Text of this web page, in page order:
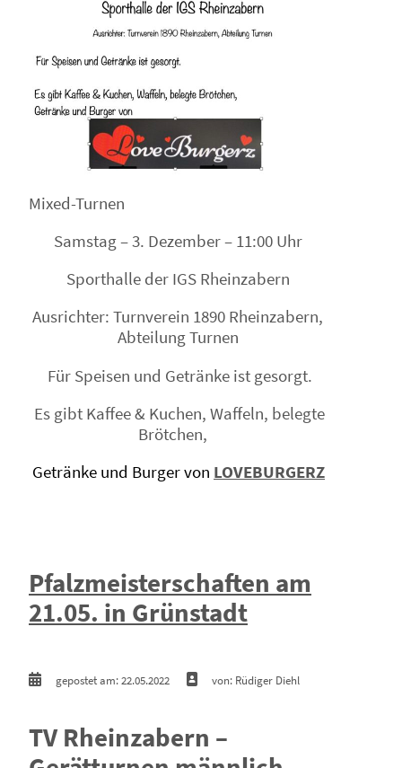
Mixed-Turnen
Samstag – 3. Dezember – 11:00 Uhr
Sporthalle der IGS Rheinzabern
Ausrichter: Turnverein 1890 Rheinzabern,
Abteilung Turnen
Für Speisen und Getränke ist gesorgt.
Es gibt Kaffee & Kuchen, Waffeln, belegte
Brötchen,
Getränke und Burger von LOVEBURGERZ
Pfalzmeisterschaften am
21.05. in Grünstadt
gepostet am: 22.05.2022 von: Rüdiger Diehl
TV Rheinzabern –